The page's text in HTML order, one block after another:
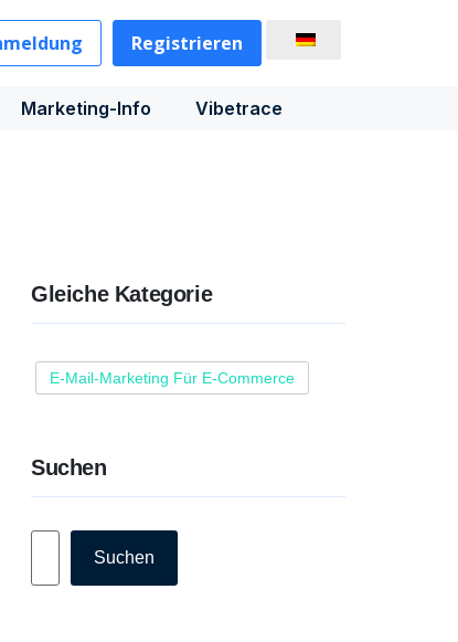
Registrieren
Marketing-Info Vibetrace
Gleiche Kategorie
E-Mail-Marketing Für E-Commerce
Suchen
Suchen